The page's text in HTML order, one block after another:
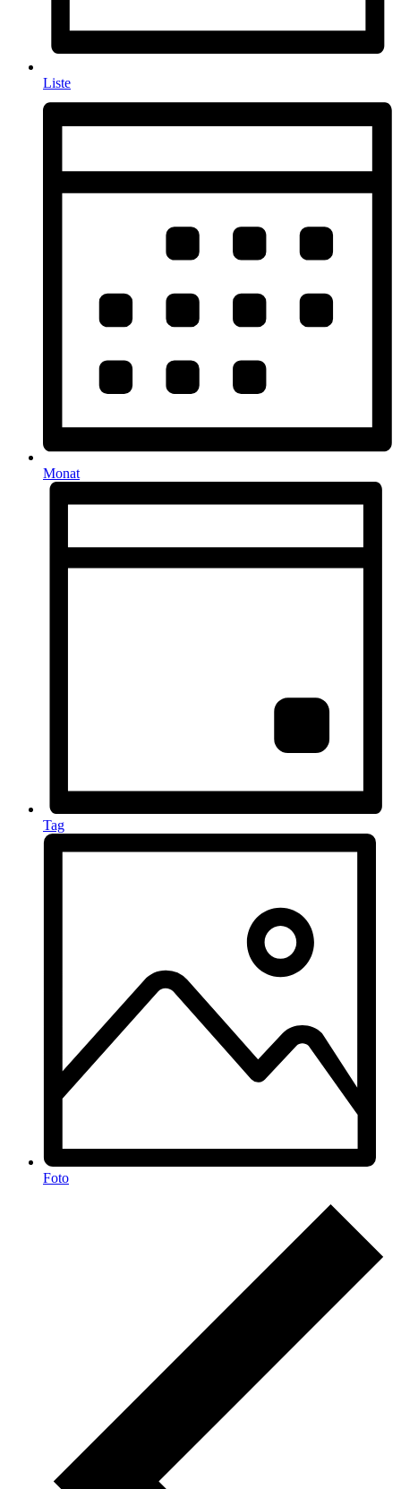
Liste
Monat
Tag
Foto